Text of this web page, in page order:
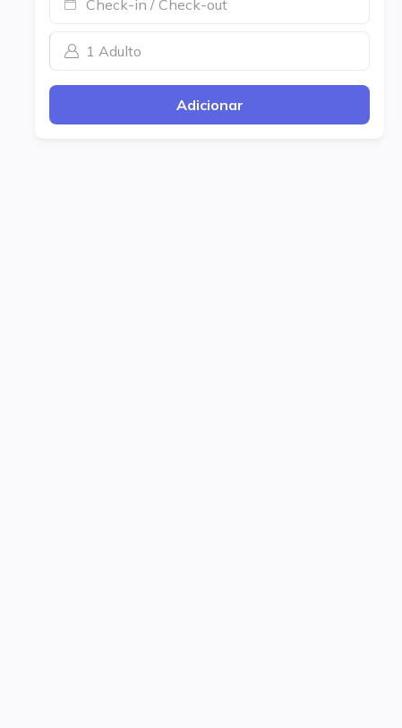
Check-in / Check-out
1 Adulto
Adicionar